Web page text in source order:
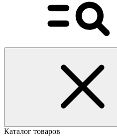
Каталог товаров